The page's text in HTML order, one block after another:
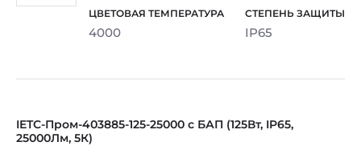
4000 IP65
IETC-Пром-403885-125-25000 с БАП (125Вт, IP65,
25000Лм, 5К)